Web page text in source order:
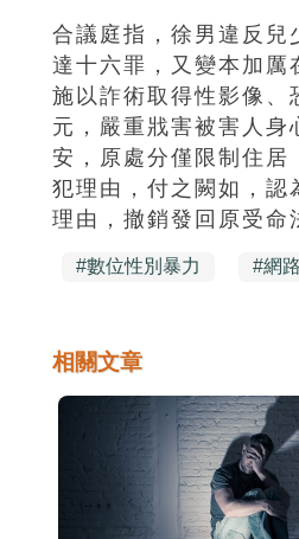
合議庭指，徐男違反兒
達十六罪，又變本加厲
施以詐術取得性影像、
元，嚴重戕害被害人身
安，原處分僅限制住居
犯理由，付之闕如，認
理由，撤銷發回原受命
#數位性別暴力 #網
相關文章